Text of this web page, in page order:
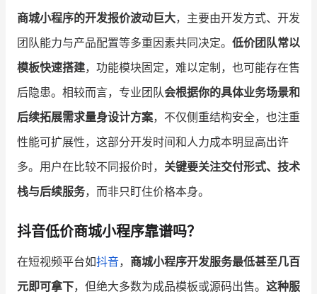
商城小程序的开发报价波动巨大，主要由开发方式、开发
团队能力与产品配置等多重因素共同决定。 低价团队常以
模板快速搭建，功能模块固定，难以定制，也可能存在售
后隐患。相较而言，专业团队会根据你的具体业务场景和
后续拓展需求量身设计方案，不仅侧重结构安全，也注重
性能可扩展性，这部分开发时间和人力成本明显高出许
多。用户在比较不同报价时， 关键要关注交付形式、技术
栈与后续服务，而非只盯住价格本身。
抖音低价商城小程序靠谱吗？
在短视频平台如抖音， 商城小程序开发服务最低甚至几百
元即可拿下，但绝大多数为成品模板或源码出售。 这种服